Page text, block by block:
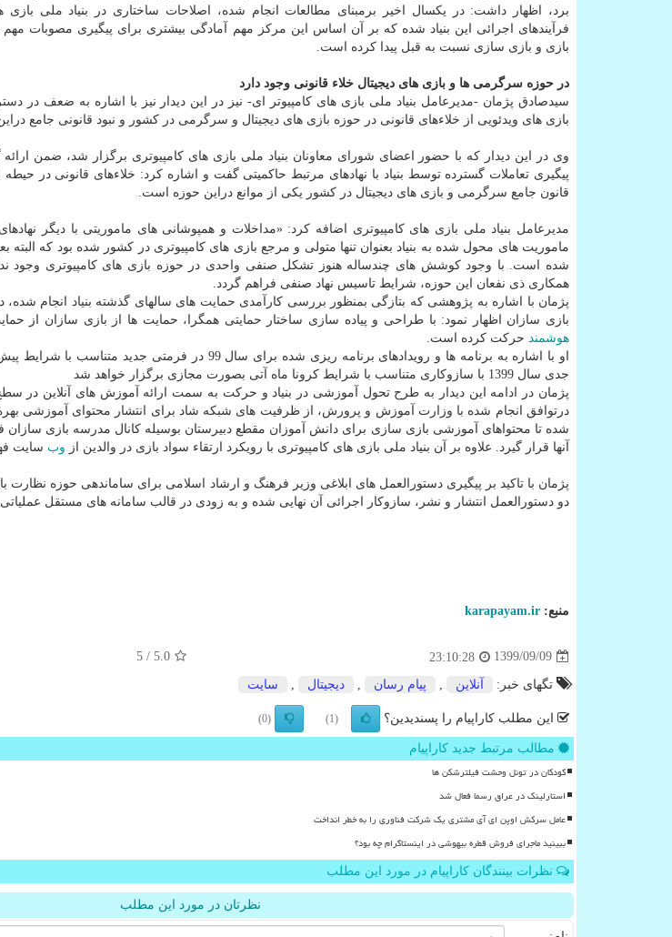
برد، اظهار داشت: در یکسال اخیر برمبنای مطالعات انجام شده، اصلاحات ساختاری در بنیاد ملی بازی
فرآیندهای اجرائی این بنیاد شده که بر آن اساس این مرکز مهم آمادگی بیشتری برای پیگیری مصوبات
بازی و بازی سازی نسبت به قبل پیدا کرده است.
در حوزه سرگرمی ها و بازی های دیجیتال خلاء قانونی وجود دارد
سیدصادق پژمان -مدیرعامل بنیاد ملی بازی های کامپیوتر ای- نیز در این دیدار نیز با اشاره به ضعف در
بازی های ویدئویی از خلاءهای قانونی در حوزه بازی های دیجیتال و سرگرمی در کشور و نبود قانونی جامع
وی در این دیدار که با حضور اعضای شورای معاونان بنیاد ملی بازی های کامپیوتری برگزار شد، ضمن ارائه
پیگیری تعاملات گسترده توسط بنیاد با نهادهای مرتبط حاکمیتی گفت و اشاره کرد: خلاءهای قانونی در
قانون جامع سرگرمی و بازی های دیجیتال در کشور یکی از موانع دراین حوزه است.
مدیرعامل بنیاد ملی بازی های کامپیوتری اضافه کرد: «مداخلات و همپوشانی های ماموریتی با دیگر
ماموریت های محول شده به بنیاد بعنوان تنها متولی و مرجع بازی های کامپیوتری در کشور شده بود که
شده است. با وجود کوشش های چندساله هنوز تشکل صنفی واحدی در حوزه بازی های کامپیوتری وجود
همکاری ذی نفعان این حوزه، شرایط تاسیس نهاد صنفی فراهم گردد.
پژمان با اشاره به پژوهشی که بتازگی بمنظور بررسی کارآمدی حمایت های سالهای گذشته بنیاد انجام شده،
بازی سازان اظهار نمود: با طراحی و پیاده سازی ساختار حمایتی همگرا، حمایت ها از بازی سازان از
هوشمند حرکت کرده است.
او با اشاره به برنامه ها و رویدادهای برنامه ریزی شده برای سال 99
جدی سال 1399 با سازوکاری متناسب با شرایط کرونا ماه آتی بصورت مجازی برگزار خواهد شد
پژمان در ادامه این دیدار به طرح تحول آموزشی در بنیاد و حرکت به سمت ارائه آموزش های آنلاین در
درتوافق انجام شده با وزارت آموزش و پرورش، از ظرفیت های شبکه شاد برای انتشار محتوای آموزشی
شده تا محتواهای آموزشی بازی سازی برای دانش آموزان مقطع دبیرستان بوسیله کانال مدرسه بازی سازان
آنها قرار گیرد. علاوه بر آن بنیاد ملی بازی های کامپیوتری با رویکرد ارتقاء سواد بازی در والدین از وب سایت
پژمان با تاکید بر پیگیری دستورالعمل های ابلاغی وزیر فرهنگ و ارشاد اسلامی برای ساماندهی حوزه نظارت
دو دستورالعمل انتشار و نشر، سازوکار اجرائی آن نهایی شده و به زودی در قالب سامانه های مستقل
منبع: karapayam.ir
1399/09/09
23:10:28
5.0
/ 5
تگهای خبر: آنلاین پیام رسان دیجیتال سایت
این مطلب کاراپیام را پسندیدین؟ (1)
(0)
مطالب مرتبط جدید کاراپیام
کودکان در تونل وحشت فیلترشکن ها
استارلینک در عراق رسما فعال شد
عامل سرکش اوپن ای آی مشتری یک شرکت فناوری را به خطر انداخت
ببینید ماجرای فروش قطره بیهوشی در اینستاگرام چه بود؟
نظرات بینندگان کاراپیام در مورد این مطلب
نظرتان در مورد این مطلب